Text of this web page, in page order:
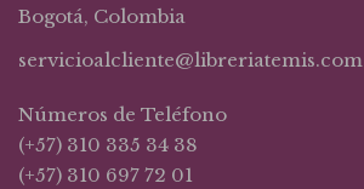
Bogotá, Colombia
servicioalcliente@libreriatemis.com
Números de Teléfono
(+57) 310 335 34 38
(+57) 310 697 72 01